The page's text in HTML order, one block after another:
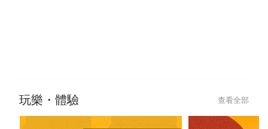
玩樂・體驗 查看全部